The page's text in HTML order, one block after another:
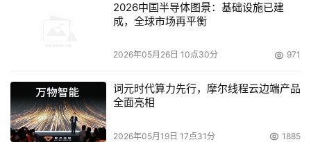
2026中国半导体图景：基础设施已建
成，全球市场再平衡
2026年05月26日 10点30分 971
词元时代算力先行，摩尔线程云边端产品
全面亮相
2026年05月19日 17点31分 1885